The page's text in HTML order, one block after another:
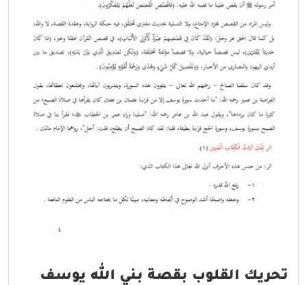
تحريك القلوب بقصة بني الله يوسف